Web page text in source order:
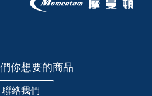
你想要的商品
聯絡我們